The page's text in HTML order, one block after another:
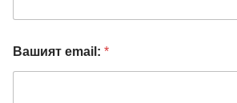
Вашият email: *